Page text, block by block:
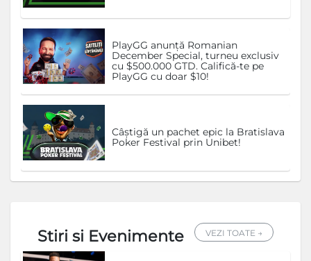
PlayGG anunță Romanian
December Special, turneu exclusiv
cu $500.000 GTD. Califică-te pe
PlayGG cu doar $10!
Câștigă un pachet epic la Bratislava
Poker Festival prin Unibet!
Stiri si Evenimente VEZI TOATE →